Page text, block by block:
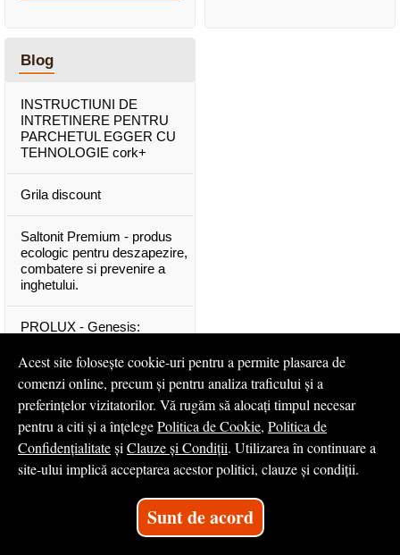
Blog
INSTRUCTIUNI DE
INTRETINERE PENTRU
PARCHETUL EGGER CU
TEHNOLOGIE cork+
Grila discount
Saltonit Premium - produs
ecologic pentru deszapezire,
combatere si prevenire a
inghetului.
PROLUX - Genesis:
calitate superioara
Mascota PROLUX Genesis
...toate articolele & ştirile
© 2008 - 2026 S.C. Profilux S.A.
creat deVital Soft
Acest site folosește cookie-uri pentru a permite plasarea de
comenzi online, precum și pentru analiza traficului și a
preferințelor vizitatorilor. Vă rugăm să alocați timpul necesar
pentru a citi și a înțelegePolitica de Cookie, Politica de
Confidențialitateși Clauze și Condiții. Utilizarea în continuare a
site-ului implică acceptarea acestor politici, clauze și condiții.
Sunt de acord